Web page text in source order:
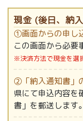
現金 (後日、納
①画面からの申し
この画面から必要
※決済方法で現金を選
②「納入通知書」
県にて申込内容を
書」を郵送します。